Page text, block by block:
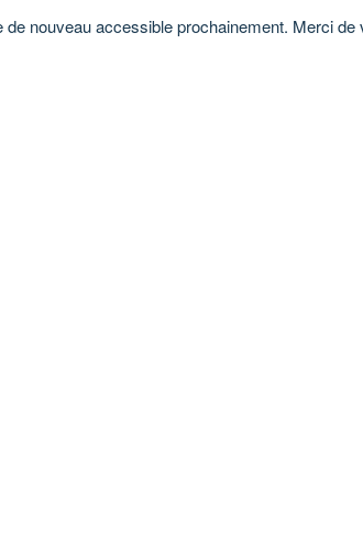
nouveau accessible prochainement. Merci de